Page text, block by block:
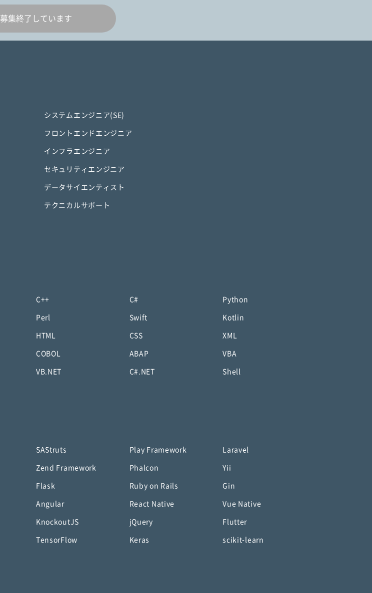
募集終了しています
システムエンジニア(SE)
フロントエンドエンジニア
インフラエンジニア
セキュリティエンジニア
データサイエンティスト
テクニカルサポート
C++ C# Python
Perl Swift Kotlin
HTML CSS XML
COBOL ABAP VBA
VB.NET C#.NET Shell
SAStruts Play Framework Laravel
Zend Framework Phalcon Yii
Flask Ruby on Rails Gin
Angular React Native Vue Native
KnockoutJS jQuery Flutter
TensorFlow Keras scikit-learn